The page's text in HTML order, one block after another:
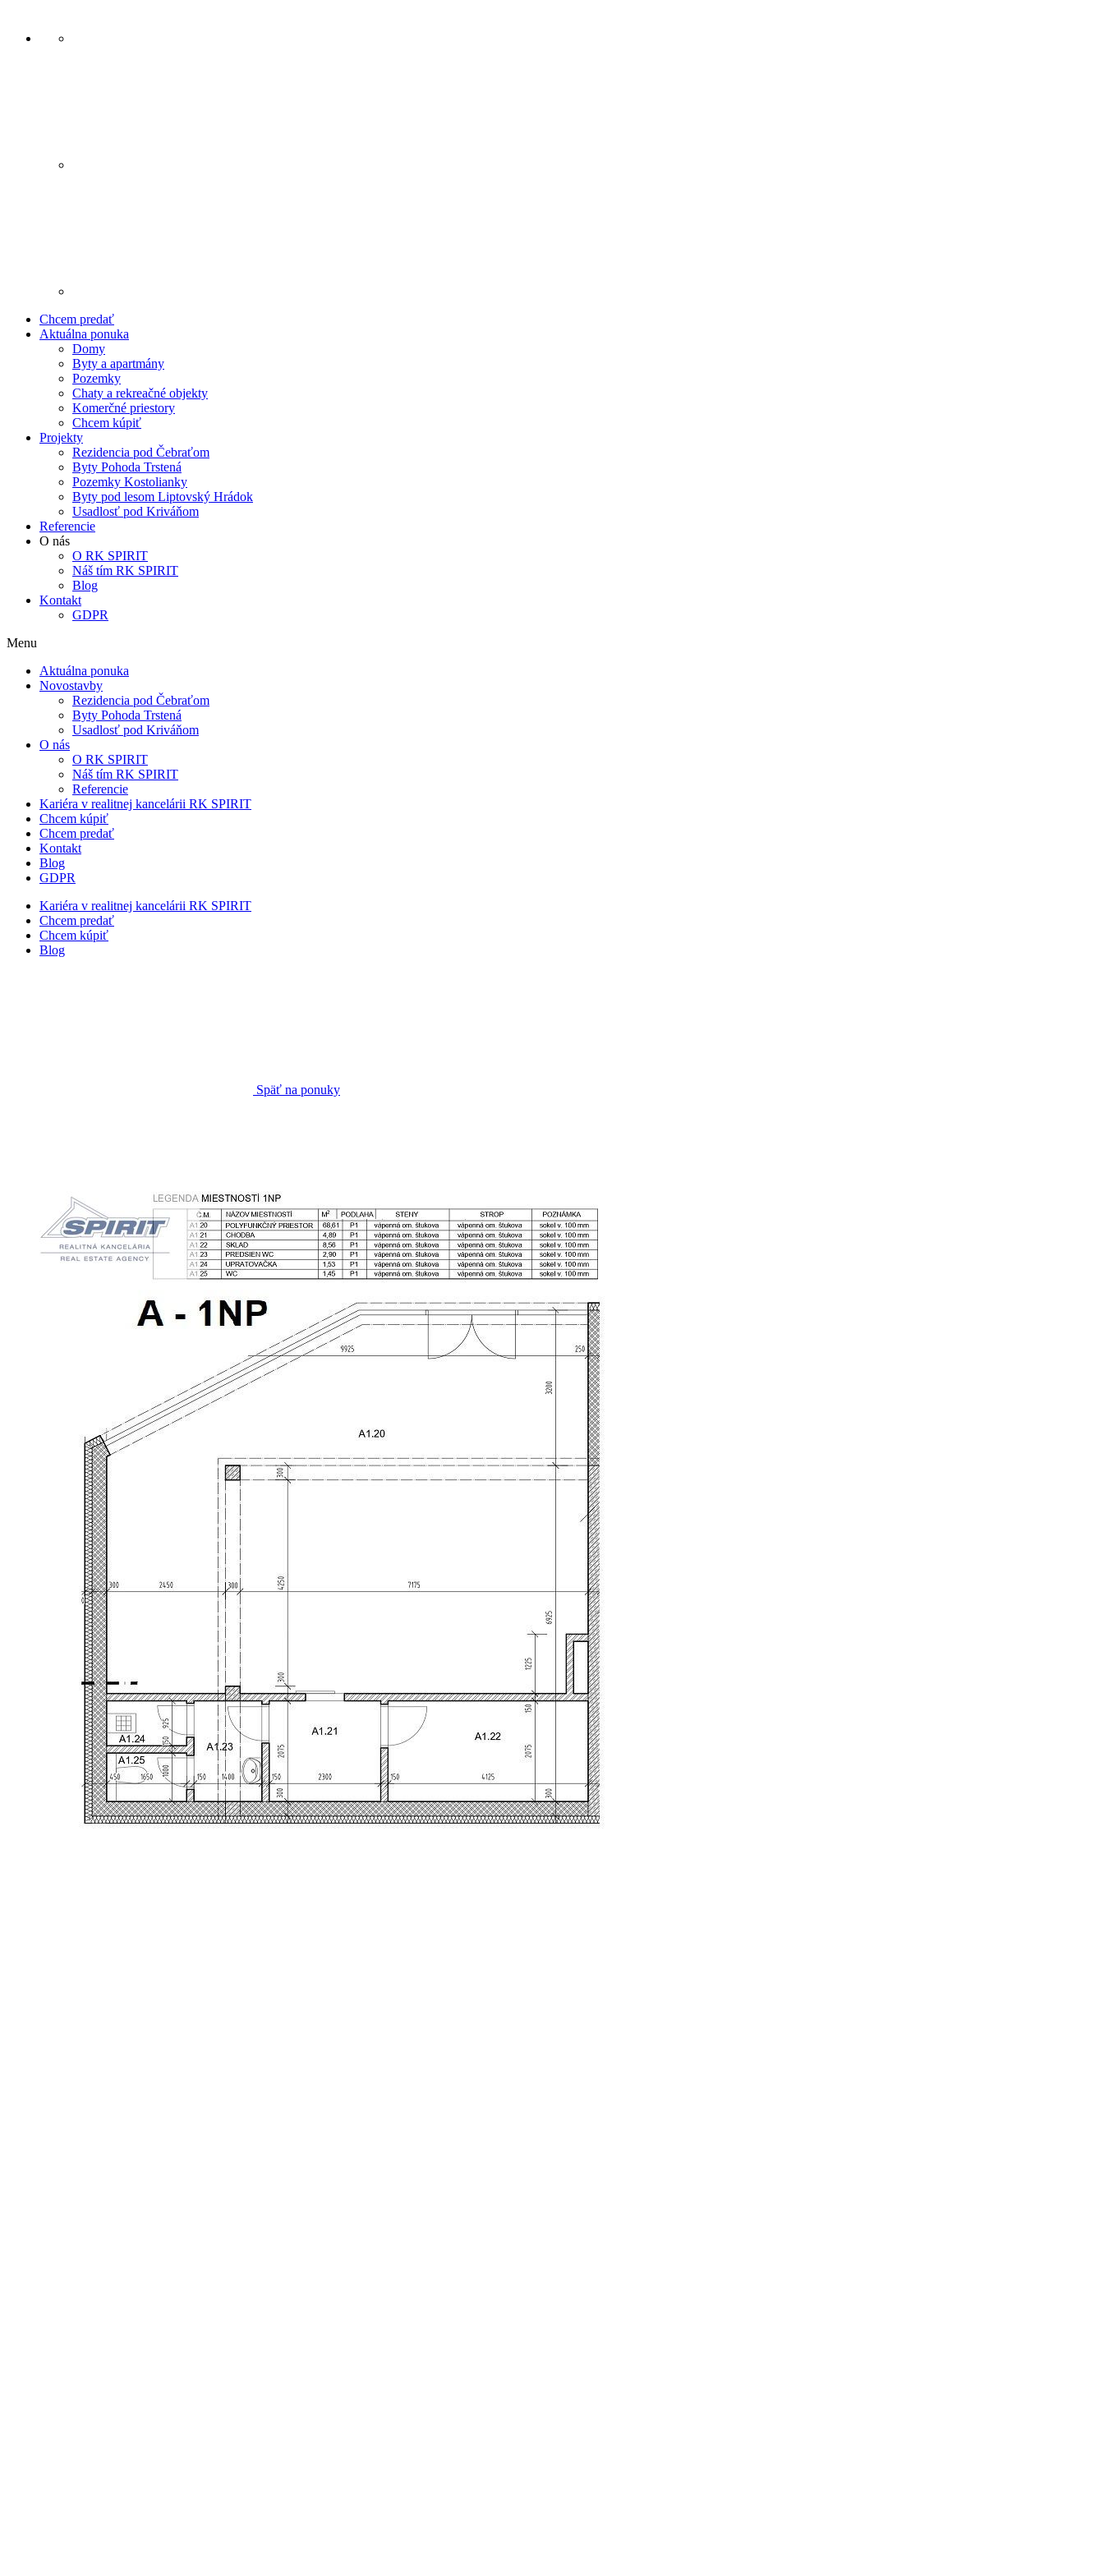
Chcem predať
Aktuálna ponuka
Domy
Byty a apartmány
Pozemky
Chaty a rekreačné objekty
Komerčné priestory
Chcem kúpiť
Projekty
Rezidencia pod Čebraťom
Byty Pohoda Trstená
Pozemky Kostolianky
Byty pod lesom Liptovský Hrádok
Usadlosť pod Kriváňom
Referencie
O nás
O RK SPIRIT
Náš tím RK SPIRIT
Blog
Kontakt
GDPR
Menu
Aktuálna ponuka
Novostavby
Rezidencia pod Čebraťom
Byty Pohoda Trstená
Usadlosť pod Kriváňom
O nás
O RK SPIRIT
Náš tím RK SPIRIT
Referencie
Kariéra v realitnej kancelárii RK SPIRIT
Chcem kúpiť
Chcem predať
Kontakt
Blog
GDPR
Kariéra v realitnej kancelárii RK SPIRIT
Chcem predať
Chcem kúpiť
Blog
Späť na ponuky